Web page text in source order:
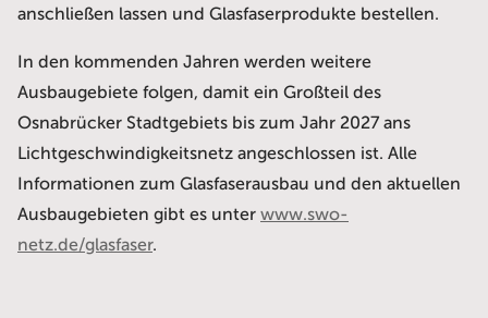
anschließen lassen und Glasfaserprodukte bestellen.
In den kommenden Jahren werden weitere
Ausbaugebiete folgen, damit ein Großteil des
Osnabrücker Stadtgebiets bis zum Jahr 2027 ans
Lichtgeschwindigkeitsnetz angeschlossen ist. Alle
Informationen zum Glasfaserausbau und den aktuellen
Ausbaugebieten gibt es unter www.swo-
netz.de/glasfaser.